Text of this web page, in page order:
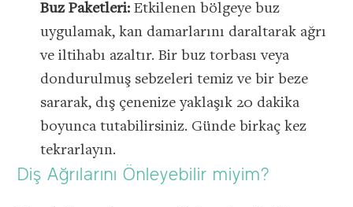
Buz Paketleri:Etkilenen bölgeye buz
uygulamak, kan damarlarını daraltarak ağrı
ve iltihabı azaltır. Bir buz torbası veya
dondurulmuş sebzeleri temiz ve bir beze
sararak, dış çenenize yaklaşık 20 dakika
boyunca tutabilirsiniz. Günde birkaç kez
tekrarlayın.
Diş Ağrılarını Önleyebilir miyim?